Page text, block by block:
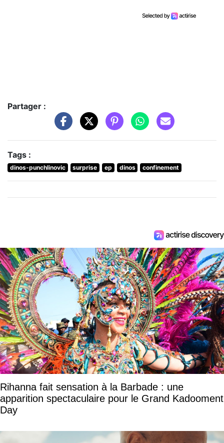
Partager :
Tags :
dinos-punchlinovic surprise ep dinos confinement
Rihanna fait sensation à la Barbade : une
apparition spectaculaire pour le Grand Kadooment
Day